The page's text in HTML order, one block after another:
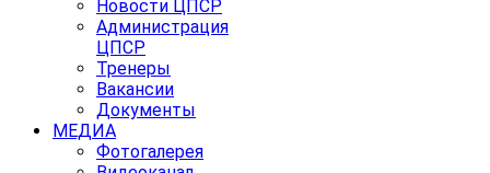
Новости ЦПСР
Администрация
ЦПСР
Тренеры
Вакансии
Документы
МЕДИА
Фотогалерея